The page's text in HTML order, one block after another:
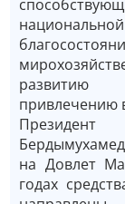
развитию
привлечению
на Довлет
годах